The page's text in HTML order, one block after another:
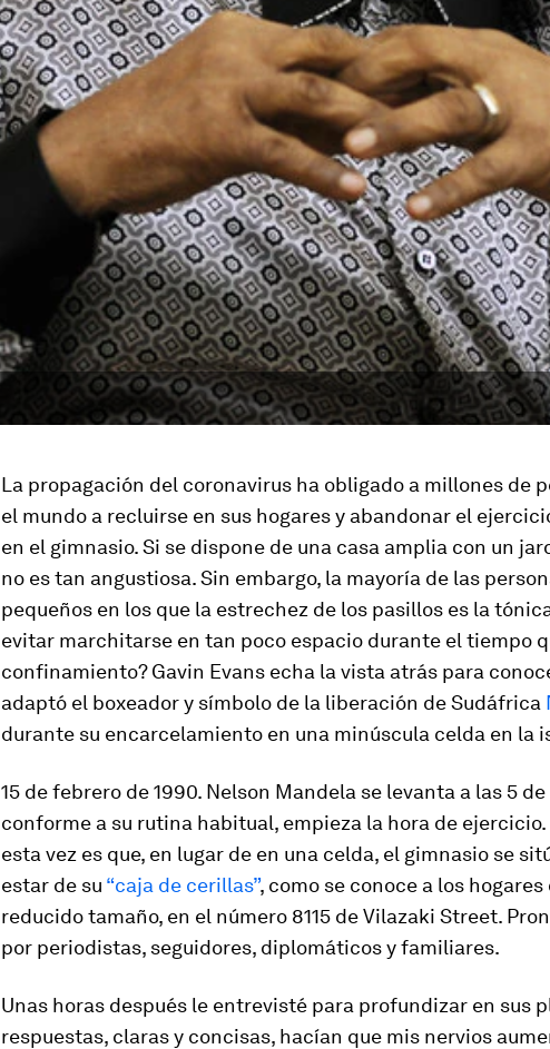
La propagación del coronavirus ha obligado a millones de
el mundo a recluirse en sus hogares y abandonar el
en el gimnasio. Si se dispone de una casa amplia con un
no es tan angustiosa. Sin embargo, la mayoría de las
pequeños en los que la estrechez de los pasillos es la
evitar marchitarse en tan poco espacio durante el tiempo
confinamiento? Gavin Evans echa la vista atrás para
adaptó el boxeador y símbolo de la liberación de Sudáfrica
durante su encarcelamiento en una minúscula celda en la
15 de febrero de 1990. Nelson Mandela se levanta a las 5
conforme a su rutina habitual, empieza la hora de
esta vez es que, en lugar de en una celda, el gimnasio se
estar de su “caja de cerillas”, como se conoce a los
reducido tamaño, en el número 8115 de Vilazaki Street.
por periodistas, seguidores, diplomáticos y familiares.
Unas horas después le entrevisté para profundizar en sus
respuestas, claras y concisas, hacían que mis nervios